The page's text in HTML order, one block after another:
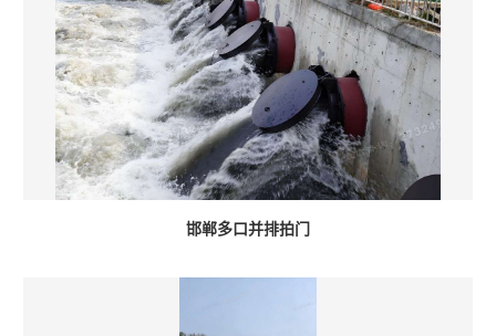
邯郸多口并排拍门